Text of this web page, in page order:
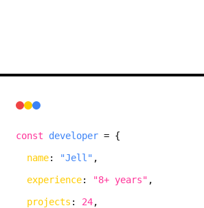
const developer = {
name: "Jell" ,
experience: "8+ years" ,
projects : 24,